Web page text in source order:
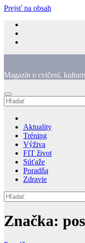
Prejsť na obsah
Magazín o cvičení,
Aktuality
Tréning
Výživa
FIT život
Súťaže
Poradňa
Zdravie
Značka: